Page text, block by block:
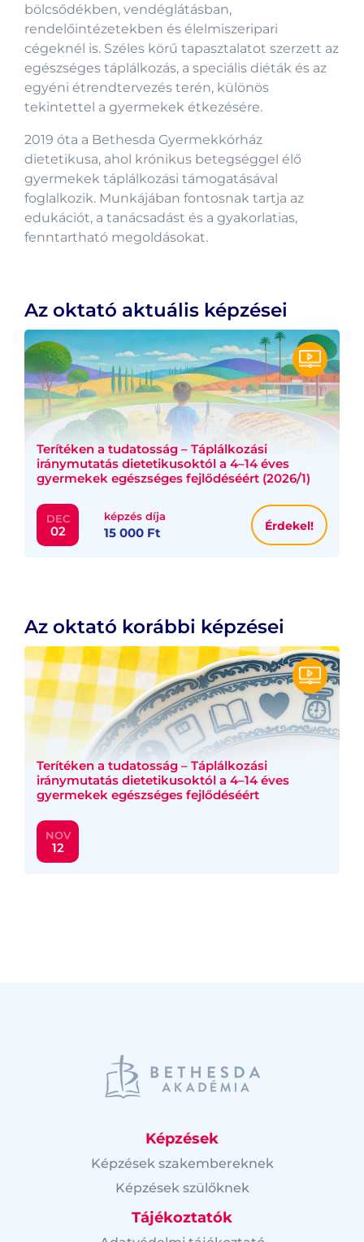
bölcsődékben, vendéglátásban,
rendelőintézetekben és élelmiszeripari
cégeknél is. Széles körű tapasztalatot szerzett az
egészséges táplálkozás, a speciális diéták és az
egyéni étrendtervezés terén, különös
tekintettel a gyermekek étkezésére.
2019 óta a Bethesda Gyermekkórház
dietetikusa, ahol krónikus betegséggel élő
gyermekek táplálkozási támogatásával
foglalkozik. Munkájában fontosnak tartja az
edukációt, a tanácsadást és a gyakorlatias,
fenntartható megoldásokat.
Az oktató aktuális képzései
Terítéken a tudatosság – Táplálkozási
iránymutatás dietetikusoktól a 4–14 éves
gyermekek egészséges fejlődéséért (2026/1)
DEC
02
képzés díja
15 000 Ft Érdekel!
Az oktató korábbi képzései
Terítéken a tudatosság – Táplálkozási
iránymutatás dietetikusoktól a 4–14 éves
gyermekek egészséges fejlődéséért
NOV
12
Képzések
Képzések szakembereknek
Képzések szülőknek
Tájékoztatók